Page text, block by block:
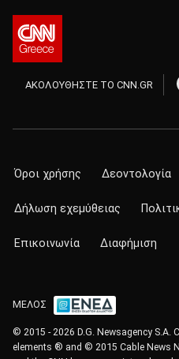
ΑΚΟΛΟΥΘΗΣΤΕ ΤΟ CNN.GR
Όροι χρήσης Δεοντολογία
Δήλωση εχεμύθειας
Επικοινωνία Διαφήμιση
ΜΕΛΟΣ
© 2015 - 2026 D.G. Newsagency
elements ® and © 2015 Cable News